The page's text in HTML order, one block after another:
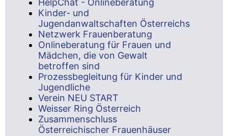
HelpChat - Onlineberatung
Kinder- und
Jugendanwaltschaften Österreichs
Netzwerk Frauenberatung
Onlineberatung für Frauen und
Mädchen, die von Gewalt
betroffen sind
Prozessbegleitung für Kinder und
Jugendliche
Verein NEU START
Weisser Ring Österreich
Zusammenschluss
Österreichischer Frauenhäuser